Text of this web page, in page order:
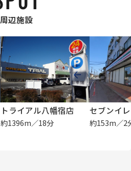
周辺施設
トライアル八幡宿店
約1396m／18分
セブンイ
約153m／2